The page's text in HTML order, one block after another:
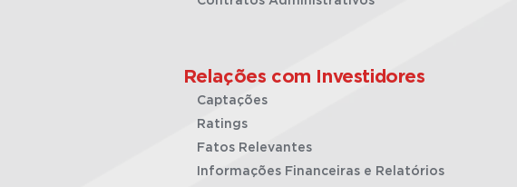
Relações com Investidores
Captações
Ratings
Fatos Relevantes
Informações Financeiras e Relatórios